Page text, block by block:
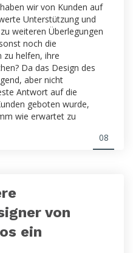
08
wir von Kunden auf
Unterstützung und
weiteren Überlegungen
noch die
zu helfen, ihre
Da das Design des
aber nicht
Antwort auf die
geboten wurde,
wie erwartet zu
von
ein